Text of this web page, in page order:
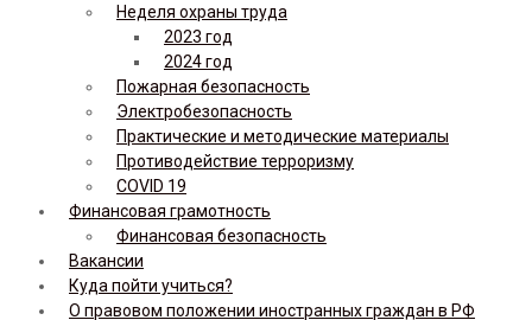
Неделя охраны труда
2023 год
2024 год
Пожарная безопасность
Электробезопасность
Практические и методические материалы
Противодействие терроризму
COVID 19
Финансовая грамотность
Финансовая безопасность
Вакансии
Куда пойти учиться?
О правовом положении иностранных граждан в РФ